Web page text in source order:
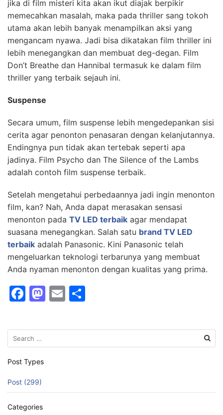
jika di film misteri kita akan ikut diajak berpikir
memecahkan masalah, maka pada thriller sang tokoh
utama akan lebih banyak menampilkan aksi yang
mengancam nyawa. Jadi bisa dikatakan film thriller ini
lebih menegangkan dan membuat deg-degan. Film
Don’t Breathe dan Hannibal termasuk ke dalam film
thriller yang terbaik sejauh ini.
Suspense
Secara umum, film suspense lebih mengedepankan sisi
cerita agar penonton penasaran dengan kelanjutannya.
Endingnya pun tidak akan tertebak seperti apa
jadinya. Film Psycho dan The Silence of the Lambs
adalah contoh film suspense terbaik.
Setelah mengetahui perbedaannya jadi ingin menonton
film, kan? Nah, Anda dapat merasakan sensasi
menonton pada TV LED terbaik agar mendapat
suasana menegangkan. Salah satu brand TV LED
terbaik adalah Panasonic. Kini Panasonic telah
mengeluarkan teknologi terbarunya yang membuat
Anda nyaman menonton dengan kualitas yang prima.
F
c
e
b
o
k
M
st
n
E
ai ar
Search
for:
Post Types
Post (299)
Categories